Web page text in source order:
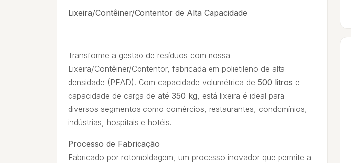
Lixeira/Contêiner/Contentor de Alta Capacidade
Transforme a gestão de resíduos com nossa
Lixeira/Contêiner/Contentor, fabricada em polietileno de alta
densidade (PEAD). Com capacidade volumétrica de 500 litros e
capacidade de carga de até 350 kg, está lixeira é ideal para
diversos segmentos como comércios, restaurantes, condomínios,
indústrias, hospitais e hotéis.
Processo de Fabricação
Fabricado por rotomoldagem, um processo inovador que permite a